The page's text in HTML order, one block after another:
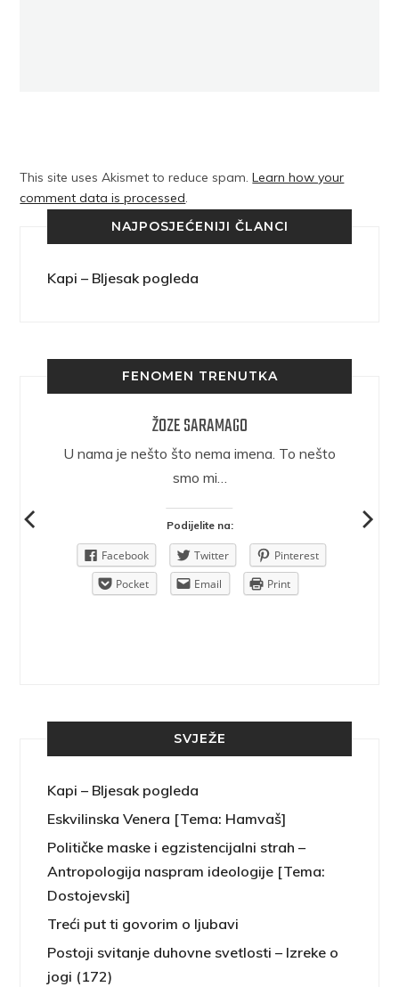
This site uses Akismet to reduce spam.Learn how your
comment data is processed.
NAJPOSJEĆENIJI ČLANCI
Kapi – Bljesak pogleda
FENOMEN TRENUTKA
ŽOZE SARAMAGO
U nama je nešto što nema imena. To nešto
smo mi…
Podijelite na:
Facebook Twitter
Pinterest
Pocket
Email Print
SVJEŽE
Kapi – Bljesak pogleda
Eskvilinska Venera [Tema: Hamvaš]
Političke maske i egzistencijalni strah –
Antropologija naspram ideologije [Tema:
Dostojevski]
Treći put ti govorim o ljubavi
Postoji svitanje duhovne svetlosti – Izreke o
jogi (172)